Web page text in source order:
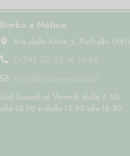
Bimbo e Natura
Via delle Ande 2, Pioltello (MI)
(+39) 02 92 16 14 68
info@bimboenatura.it
Dal Lunedì al Venerdì dalle 8:30
alle 12:30 e dalle 13:30 alle 16:30